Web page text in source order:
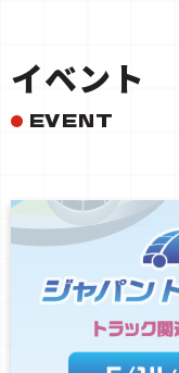
イベント
EVENT